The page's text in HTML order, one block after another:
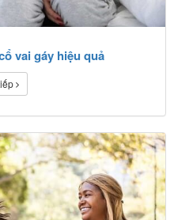
vai gáy hiệu quả